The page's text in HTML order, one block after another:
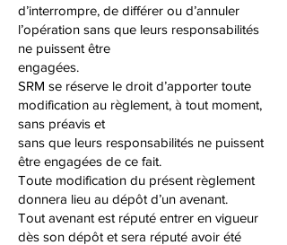
d’interrompre, de différer ou d’annuler
l’opération sans que leurs responsabilités
ne puissent être
engagées.
SRM se réserve le droit d’apporter toute
modification au règlement, à tout moment,
sans préavis et
sans que leurs responsabilités ne puissent
être engagées de ce fait.
Toute modification du présent règlement
donnera lieu au dépôt d’un avenant.
Tout avenant est réputé entrer en vigueur
dès son dépôt et sera réputé avoir été